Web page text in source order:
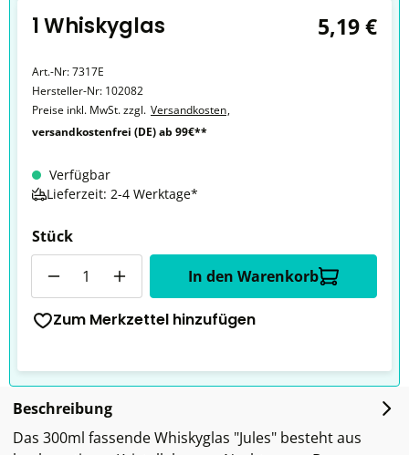
1 Whiskyglas 5,19 €
Art.-Nr:7317E
Hersteller-Nr: 102082
Preise inkl. MwSt. zzgl. Versandkosten,
versandkostenfrei (DE) ab 99€**
Verfügbar
Lieferzeit: 2-4 Werktage*
Stück
In den Warenkorb
Zum Merkzettel hinzufügen
Beschreibung
Das 300ml fassende Whiskyglas "Jules" besteht aus